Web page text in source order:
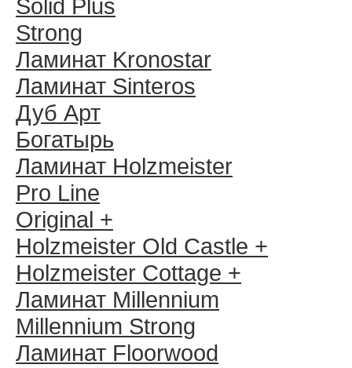
Solid Plus
Strong
Ламинат Kronostar
Ламинат Sinteros
Дуб Арт
Богатырь
Ламинат Holzmeister
Pro Line
Original +
Holzmeister Old Castle +
Holzmeister Cottage +
Ламинат Millennium
Millennium Strong
Ламинат Floorwood